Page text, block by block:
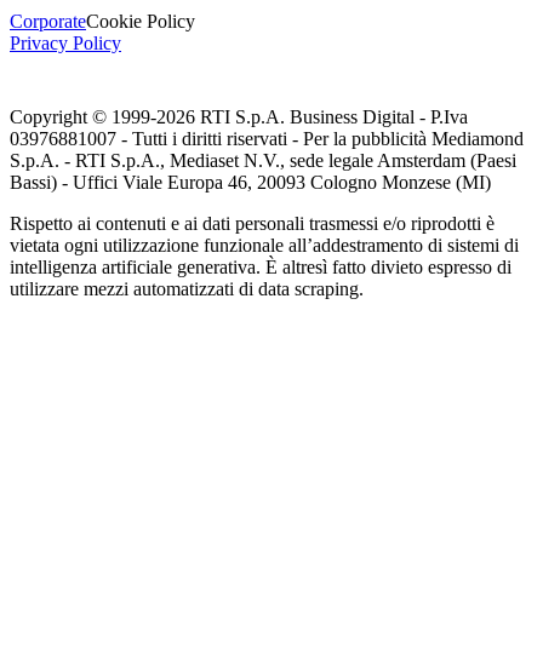
CorporateCookie Policy
Privacy Policy
Copyright © 1999-2026 RTI S.p.A. Business Digital - P.Iva
03976881007 - Tutti i diritti riservati - Per la pubblicità Mediamond
S.p.A. - RTI S.p.A., Mediaset N.V., sede legale Amsterdam (Paesi
Bassi) - Uffici Viale Europa 46, 20093 Cologno Monzese (MI)
Rispetto ai contenuti e ai dati personali trasmessi e/o riprodotti è
vietata ogni utilizzazione funzionale all’addestramento di sistemi di
intelligenza artificiale generativa. È altresì fatto divieto espresso di
utilizzare mezzi automatizzati di data scraping.